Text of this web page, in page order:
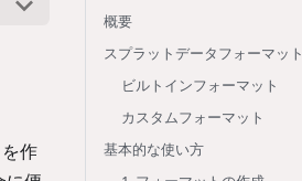
作
概要
スプラットデータフォーマット
ビルトインフォーマット
カスタムフォーマット
基本的な使い方